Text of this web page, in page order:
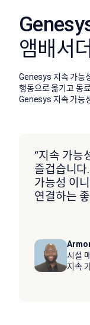
앰배서더
Genesys 지속 가능
행동으로 옮기고 동
Genesys 지속 가능
“지속 가능
즐겁습니
가능성 이
연결하는
시설
지속